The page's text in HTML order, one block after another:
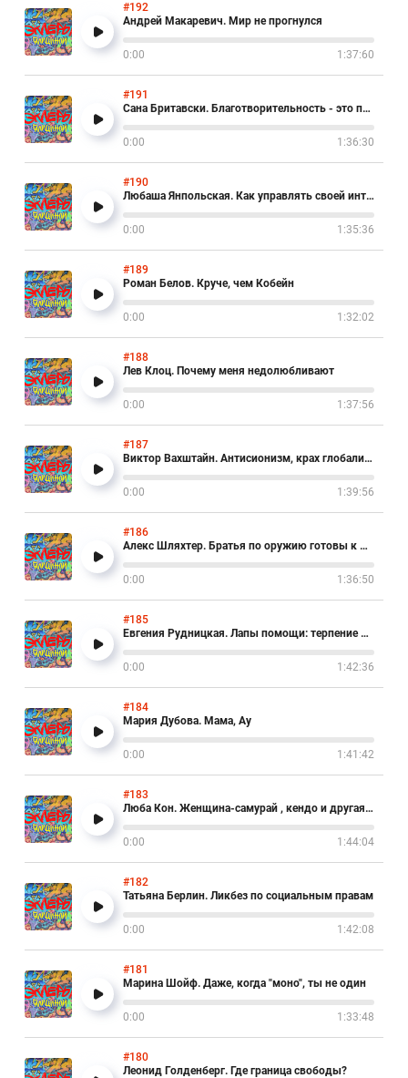
#192
Андрей Макаревич. Мир не прогнулся
0:00 1:37:60
#191
Сана Бритавски. Благотворительность - это профессия
0:00 1:36:30
#190
Любаша Янпольская. Как управлять своей интуицией?
0:00 1:35:36
#189
Роман Белов. Круче, чем Кобейн
0:00 1:32:02
#188
Лев Клоц. Почему меня недолюбливают
0:00 1:37:56
#187
Виктор Вахштайн. Антисионизм, крах глобализации и "шизофрения"
0:00 1:39:56
#186
Алекс Шляхтер. Братья по оружию готовы к диалогу
0:00 1:36:50
#185
Евгения Рудницкая. Лапы помощи: терпение и любовь
0:00 1:42:36
#184
Мария Дубова. Мама, Ау
0:00 1:41:42
#183
Люба Кон. Женщина-самурай , кендо и другая планета
0:00 1:44:04
#182
Татьяна Берлин. Ликбез по социальным правам
0:00 1:42:08
#181
Марина Шойф. Даже, когда "моно", ты не один
0:00 1:33:48
#180
Леонид Голденберг. Где граница свободы?